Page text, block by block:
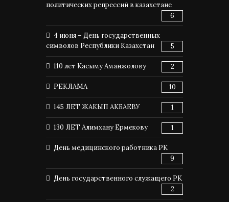
политических репрессий в казахстане
6
4 июня – День государственных
символов Республики Казахстан
5
110 лет Касыму Аманжолову 2
РЕКЛАМА 10
145 ЛЕТ ЖАКЫП АКБАЕВУ 1
130 ЛЕТ Алимхану Ермекову 1
День медицинского работника РК
9
День государственного служащего РК
2